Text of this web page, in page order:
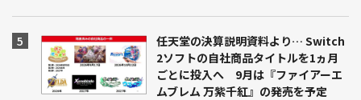
任天堂の決算説明資料より… Switch
2ソフトの自社商品タイトルを1ヵ月
ごとに投入へ 9月は『ファイアーエ
ムブレム 万紫千紅』の発売を予定